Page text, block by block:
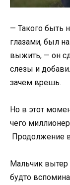
— Такого быть
глазами, был
выжить, — он
слезы и
зачем врешь.
Но в этот
чего
Продолжение
Мальчик вытер
будто